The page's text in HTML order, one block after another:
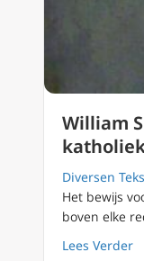
William
Diversen
Het bewijs
boven elke
Lees Verder